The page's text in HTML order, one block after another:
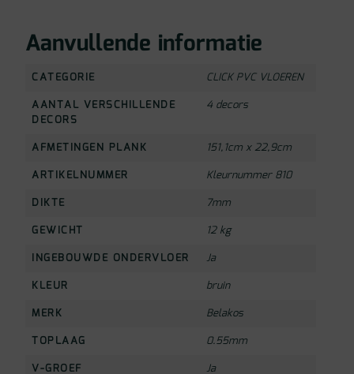
Aanvullende informatie
CATEGORIE
CLICK PVC VLOEREN
AANTAL VERSCHILLENDE
DECORS
4 decors
AFMETINGEN PLANK
151,1cm x 22,9cm
ARTIKELNUMMER
Kleurnummer 810
DIKTE
7mm
GEWICHT
12 kg
INGEBOUWDE ONDERVLOER
Ja
KLEUR
bruin
MERK
Belakos
TOPLAAG
0.55mm
V-GROEF
Ja